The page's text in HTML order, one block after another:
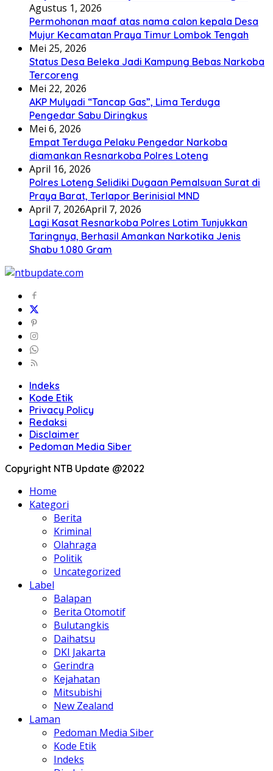
Agustus 1, 2026
Permohonan maaf atas nama calon kepala Desa
Mujur Kecamatan Praya Timur Lombok Tengah
Mei 25, 2026
Status Desa Beleka Jadi ‎Kampung Bebas Narkoba
Tercoreng
Mei 22, 2026
AKP Mulyadi “Tancap Gas”, Lima Terduga
Pengedar Sabu Diringkus
Mei 6, 2026
Empat Terduga Pelaku Pengedar Narkoba
diamankan Resnarkoba Polres Loteng
April 16, 2026
Polres Loteng Selidiki Dugaan Pemalsuan Surat di
Praya Barat, Terlapor Berinisial MND
April 7, 2026April 7, 2026
Lagi Kasat Resnarkoba Polres Lotim Tunjukkan
Taringnya, Berhasil Amankan Narkotika Jenis
Shabu 1.080 Gram
Indeks
Kode Etik
Privacy Policy
Redaksi
Disclaimer
Pedoman Media Siber
Copyright NTB Update @2022
Home
Kategori
Berita
Kriminal
Olahraga
Politik
Uncategorized
Label
Balapan
Berita Otomotif
Bulutangkis
Daihatsu
DKI Jakarta
Gerindra
Kejahatan
Mitsubishi
New Zealand
Laman
Pedoman Media Siber
Kode Etik
Indeks